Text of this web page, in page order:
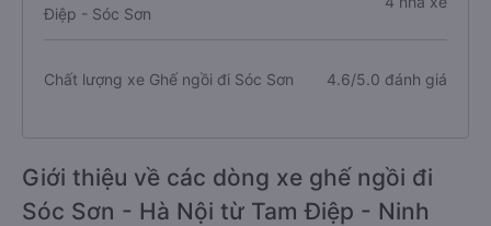
Điệp - Sóc Sơn
Chất lượng xe Ghế ngồi đi Sóc Sơn 4.6/5.0 đánh giá
Giới thiệu về các dòng xe ghế ngồi đi
Sóc Sơn - Hà Nội từ Tam Điệp - Ninh